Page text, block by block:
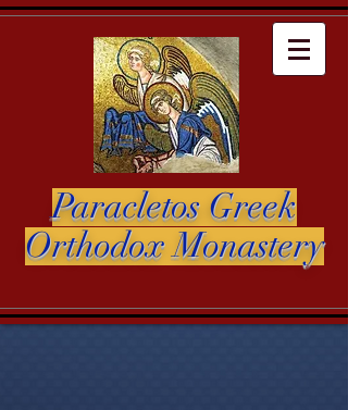
Paracletos Greek
Orthodox Monastery